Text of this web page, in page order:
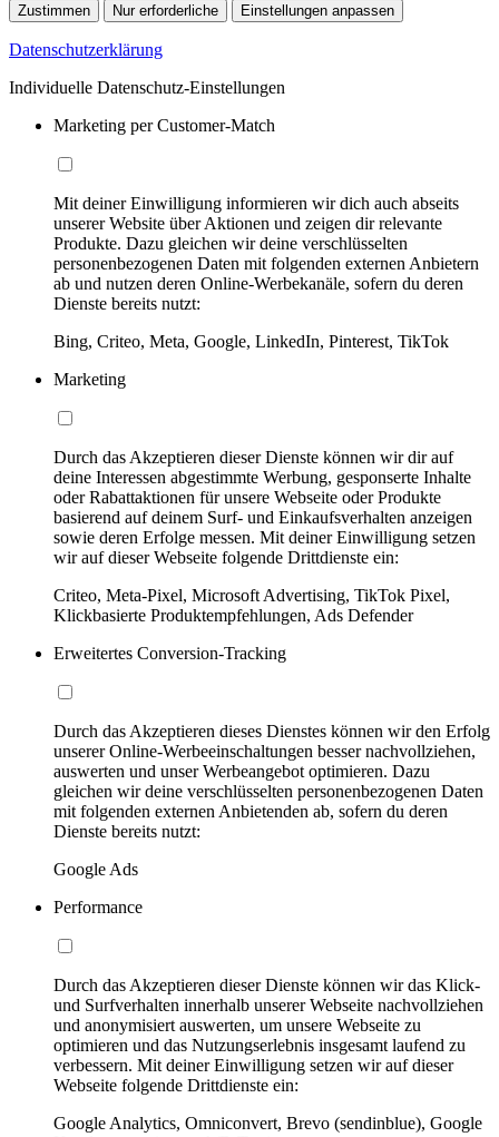
Zustimmen Nur erforderliche Einstellungen anpassen
Datenschutzerklärung
Individuelle Datenschutz-Einstellungen
Marketing per Customer-Match
Mit deiner Einwilligung informieren wir dich auch abseits
unserer Website über Aktionen und zeigen dir relevante
Produkte. Dazu gleichen wir deine verschlüsselten
personenbezogenen Daten mit folgenden externen Anbietern
ab und nutzen deren Online-Werbekanäle, sofern du deren
Dienste bereits nutzt:
Bing, Criteo, Meta, Google, LinkedIn, Pinterest, TikTok
Marketing
Durch das Akzeptieren dieser Dienste können wir dir auf
deine Interessen abgestimmte Werbung, gesponserte Inhalte
oder Rabattaktionen für unsere Webseite oder Produkte
basierend auf deinem Surf- und Einkaufsverhalten anzeigen
sowie deren Erfolge messen. Mit deiner Einwilligung setzen
wir auf dieser Webseite folgende Drittdienste ein:
Criteo, Meta-Pixel, Microsoft Advertising, TikTok Pixel,
Klickbasierte Produktempfehlungen, Ads Defender
Erweitertes Conversion-Tracking
Durch das Akzeptieren dieses Dienstes können wir den Erfolg
unserer Online-Werbeeinschaltungen besser nachvollziehen,
auswerten und unser Werbeangebot optimieren. Dazu
gleichen wir deine verschlüsselten personenbezogenen Daten
mit folgenden externen Anbietenden ab, sofern du deren
Dienste bereits nutzt:
Google Ads
Performance
Durch das Akzeptieren dieser Dienste können wir das Klick-
und Surfverhalten innerhalb unserer Webseite nachvollziehen
und anonymisiert auswerten, um unsere Webseite zu
optimieren und das Nutzungserlebnis insgesamt laufend zu
verbessern. Mit deiner Einwilligung setzen wir auf dieser
Webseite folgende Drittdienste ein:
Google Analytics, Omniconvert, Brevo (sendinblue), Google